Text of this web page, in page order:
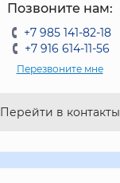
Позвоните нам:
+7 985 141-82-18
+7 916 614-11-56
Перезвоните мне
Перейти в контакты